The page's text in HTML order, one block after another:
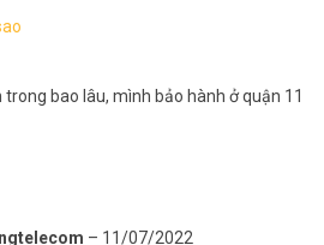
bao lâu, mình bảo hành ở quận 11
– 11/07/2022